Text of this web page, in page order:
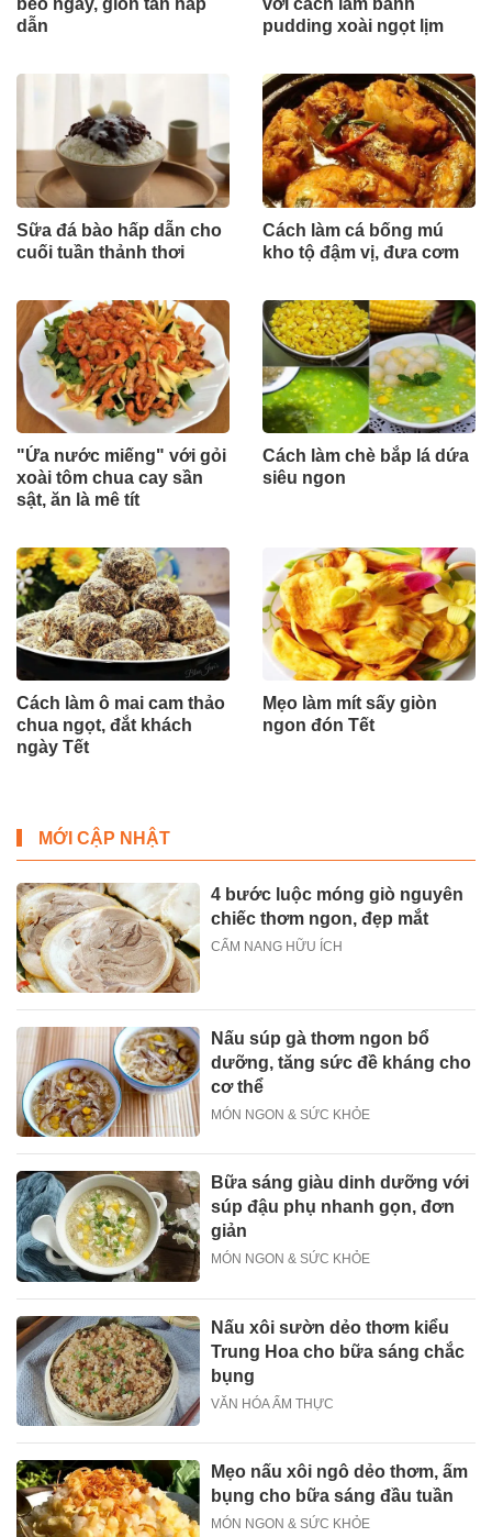
béo ngây, giòn tan hấp
dẫn
với cách làm bánh
pudding xoài ngọt lịm
Sữa đá bào hấp dẫn cho
cuối tuần thảnh thơi
Cách làm cá bống mú
kho tộ đậm vị, đưa cơm
"Ứa nước miếng" với gỏi
xoài tôm chua cay sần
sật, ăn là mê tít
Cách làm chè bắp lá dứa
siêu ngon
Cách làm ô mai cam thảo
chua ngọt, đắt khách
ngày Tết
Mẹo làm mít sấy giòn
ngon đón Tết
MỚI CẬP NHẬT
4 bước luộc móng giò nguyên
chiếc thơm ngon, đẹp mắt
CẨM NANG HỮU ÍCH
Nấu súp gà thơm ngon bổ
dưỡng, tăng sức đề kháng cho
cơ thể
MÓN NGON & SỨC KHỎE
Bữa sáng giàu dinh dưỡng với
súp đậu phụ nhanh gọn, đơn
giản
MÓN NGON & SỨC KHỎE
Nấu xôi sườn dẻo thơm kiểu
Trung Hoa cho bữa sáng chắc
bụng
VĂN HÓA ẨM THỰC
Mẹo nấu xôi ngô dẻo thơm, ấm
bụng cho bữa sáng đầu tuần
MÓN NGON & SỨC KHỎE